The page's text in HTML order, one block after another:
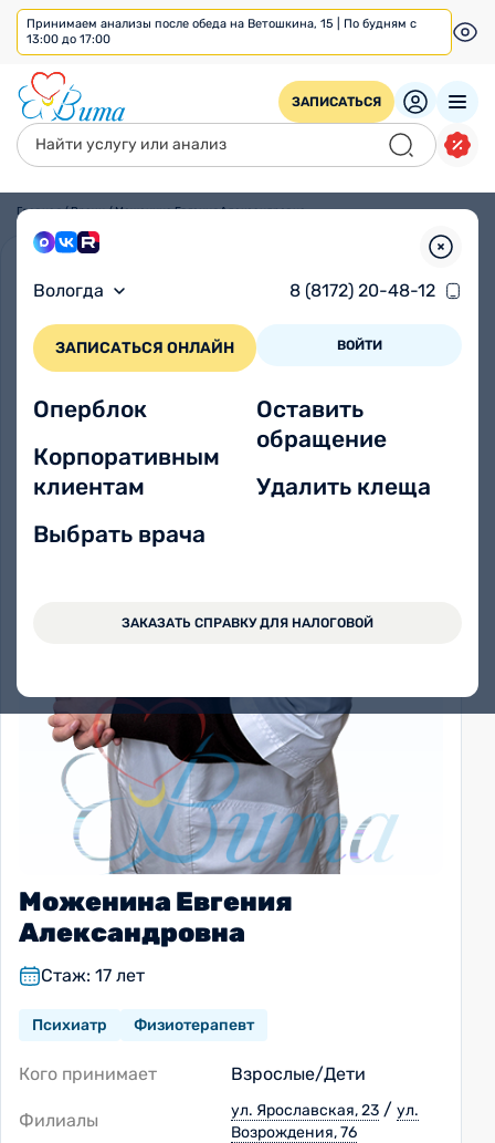
Принимаем анализы после обеда на Ветошкина, 15 | По будням с
13:00 до 17:00
ЗАПИСАТЬСЯ
Вологда 8 (8172) 20-48-12
ЗАПИСАТЬСЯ ОНЛАЙН ВОЙТИ
Оперблок
Корпоративным
клиентам
Выбрать врача
Оставить
обращение
Удалить клеща
ЗАКАЗАТЬ СПРАВКУ ДЛЯ НАЛОГОВОЙ
Главная/Врачи/Моженина Евгения Александровна
Моженина Евгения
Александровна
Стаж: 17 лет
Психиатр Физиотерапевт
Кого принимает Взрослые/Дети
Филиалы ул. Ярославская, 23 / ул.
Возрождения, 76